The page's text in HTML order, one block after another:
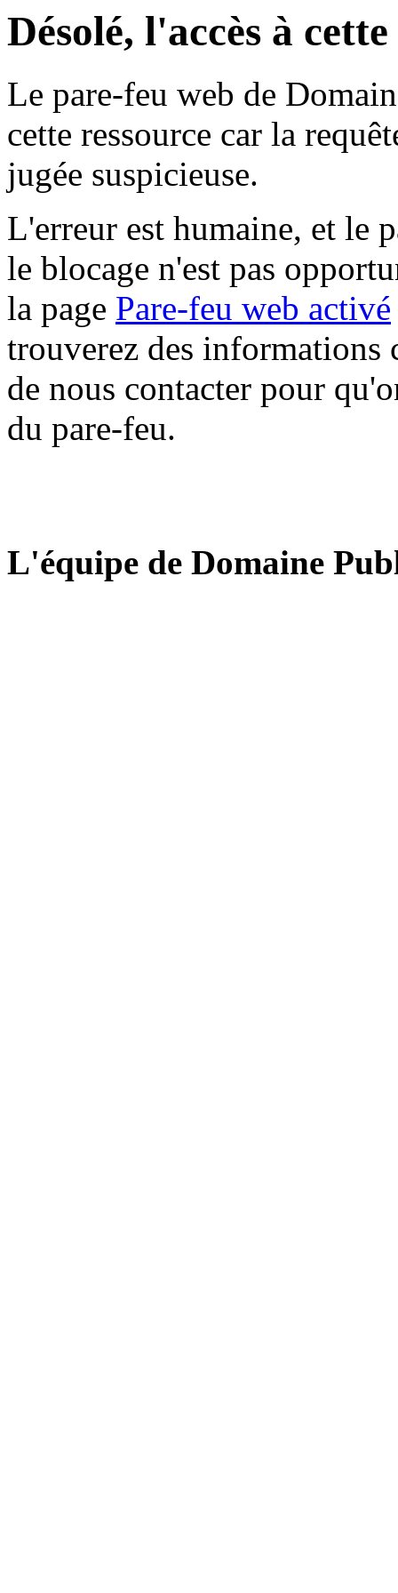
Désolé, l'accès à
Le pare-feu web de
cette ressource car la
jugée suspicieuse.
L'erreur est humaine, et le
le blocage n'est pas
la page Pare-feu web activé
trouverez des informations
de nous contacter pour
du pare-feu.
L'équipe de Domaine